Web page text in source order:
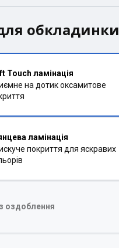
обкладинки
Touch ламінація
на дотик оксамитове
ламінація
покриття для яскравих
оздоблення